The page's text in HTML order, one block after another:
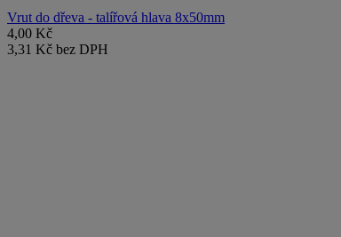
Vrut do dřeva - talířová hlava 8x50mm
4,00 Kč
3,31 Kč bez DPH